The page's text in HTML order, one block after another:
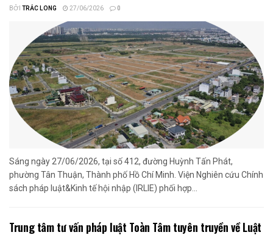
BỞI TRẮC LONG 27/06/2026 0
Sáng ngày 27/06/2026, tại số 412, đường Huỳnh Tấn Phát,
phường Tân Thuận, Thành phố Hồ Chí Minh. Viện Nghiên cứu Chính
sách pháp luật&Kinh tế hội nhập (IRLIE) phối hợp...
Trung tâm tư vấn pháp luật Toàn Tâm tuyên truyền về Luật